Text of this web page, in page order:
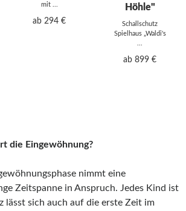
mit ...
ab 294 €
Höhle"
Schallschutz
Spielhaus „Waldi's
ab 899 €
die Eingewöhnung?
nimmt eine
Zeitspanne in Anspruch. Jedes Kind ist
lässt sich auch auf die erste Zeit im